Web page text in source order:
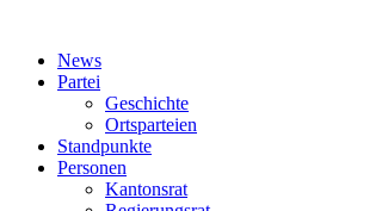
News
Partei
Geschichte
Ortsparteien
Standpunkte
Personen
Kantonsrat